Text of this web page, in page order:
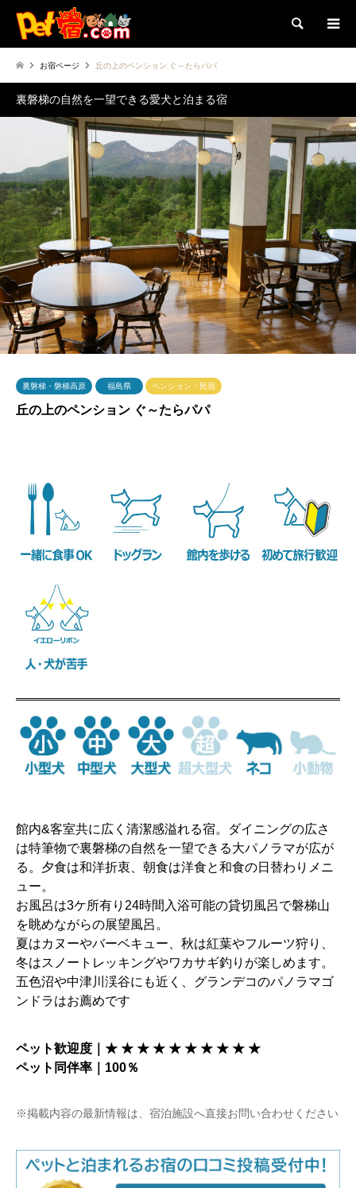
検索
お宿ページ 丘の上のペンション ぐ～たらパパ
裏磐梯の自然を一望できる愛犬と泊まる宿
裏磐梯・磐梯高原 福島県 ペンション・民宿
丘の上のペンション ぐ～たらパパ
館内&客室共に広く清潔感溢れる宿。ダイニングの広さ
は特筆物で裏磐梯の自然を一望できる大パノラマが広が
る。夕食は和洋折衷、朝食は洋食と和食の日替わりメニ
ュー。
お風呂は3ケ所有り24時間入浴可能の貸切風呂で磐梯山
を眺めながらの展望風呂。
夏はカヌーやバーベキュー、秋は紅葉やフルーツ狩り、
冬はスノートレッキングやワカサギ釣りが楽しめます。
五色沼や中津川渓谷にも近く、グランデコのパノラマゴ
ンドラはお薦めです
ペット歓迎度｜★ ★ ★ ★ ★ ★ ★ ★ ★ ★
ペット同伴率｜100％
※掲載内容の最新情報は、宿泊施設へ直接お問い合わせください